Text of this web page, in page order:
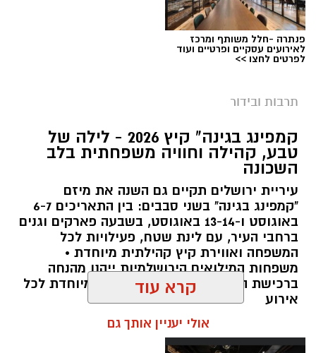
מערכת ירושלים נט / 10:00 28.07.26
תגים:פארק המים
עיריית ירושלים, באמצעות החברה העירונית
"אריאל", מרעננת את הקיץ הירושלמי עם ארנה
PARK - פארק המים האתגרי של ירושלים, שייפתח
היום (ג', 28 ביולי ) בהיכל הפיס ארנה בירושלים.
הפארק החדש יתפרס על פני שני מתחמים
מרכזיים, מתחם חיצוני פתוח ומתחם פנימי מקורה.
המתחם החיצוני יכלול מגוון מתנפחי ענק של
פנתרה -חלל משותף ומרכז
לאירועים עסקיים ופרטיים ועוד
לפרטים לחצו >>
תרבות ובידור
קמפינג בגינה" קיץ 2026 - לילה של
טבע, קהילה וחוויה משפחתית בלב
השכונה
עיריית ירושלים תקיים גם השנה את מיזם
"קמפינג בגינה" בשני סבבים: בין התאריכים 6-7
באוגוסט ו-13-14 באוגוסט, בשבעה פארקים וגנים
ברחבי העיר, עם לינת שטח, פעילויות לכל
המשפחה ואווירת קיץ קהילתית מיוחדת •
משפחות המילואים הירושלמיות ייהנו מהנחה
ברכישת הכרטיסים ושמירת הקצאה מיוחדת לכל
אירוע
קרא עוד
אולי יעניין אותך גם